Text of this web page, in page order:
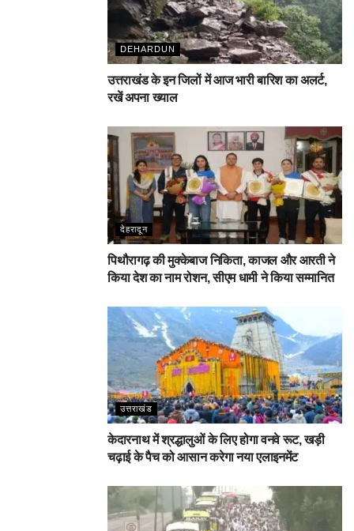
DEHARDUN
उत्तराखंड के इन जिलों में आज भारी बारिश का अलर्ट,
रखें अपना ख्याल
देहरादून
पिथौरागढ़ की मुक्केबाज निकिता, काजल और आरती ने
किया देश का नाम रोशन, सीएम धामी ने किया सम्मानित
उत्तराखंड
केदारनाथ में श्रद्धालुओं के लिए होगा वनवे रूट, खड़ी
चढ़ाई के पैच को आसान करेगा नया एलाइनमेंट